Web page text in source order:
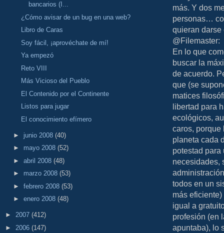
bancarios (I...
¿Cómo avisar de un bug en una web?
Libro de Caras
Soy fácil, ¡aprovéchate de mí!
Ya empezó
Reto VIII
Más Vicioso del Pueblo
El Contenido por el Continente
Listos para jugar
El conocimiento efímero
► junio 2008 (40)
► mayo 2008 (52)
► abril 2008 (48)
► marzo 2008 (53)
► febrero 2008 (53)
► enero 2008 (48)
► 2007 (412)
► 2006 (147)
más. Y dos
personas…
quieran darse
@Filemaster:
En lo que
buscar la
de acuerdo.
que (se
matices
libertad para
ecológicos,
caros, porque
planeta cada
potestad para
necesidades,
todos en un
más
igual a
profesión (en
apuntaba), lo